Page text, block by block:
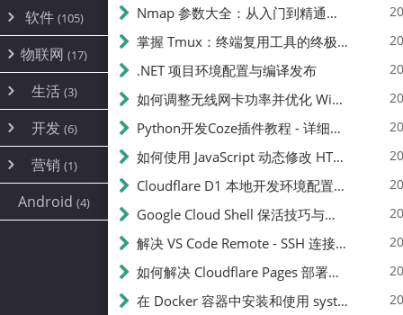
ProxmoxVE
Ubuntu(7)
环境配置
DD重装(3)
加速优化(34)
面板(12)
容器
游戏 (7)
饥荒(7)
云服务商(4)
WEB源码(6)
建站(5)
软件 (105)
安全(12)
办公(4)
图片 (2)
文件
系统 (35)
AI(10)
物联网 (17)
路由器
随身wifi(1)
mobile(14)
刷机
magisk
生活 (3)
线报
sim卡(1)
开发 (6)
编译
JavaScript(2)
python(2)
营销 (1)
公关(1)
SEO(1)
Android (4)
Nmap 参数大全：从入门到精通，掌握网络扫描的核心技巧
掌握 Tmux：终端复用工具的终极指南
.NET 项目环境配置与编译发布
如何调整无线网卡功率并优化 Wifite 的功率设置
Python开发Coze插件教程 - 详细步骤与注意事项
如何使用 JavaScript 动态修改 HTML 中的权限文本 | 前端开发教程
Cloudflare D1 本地开发环境配置指南 | CF Pages Local Development Guide
Google Cloud Shell 保活技巧与配额时间查看方法
解决 VS Code Remote - SSH 连接失败问题：从权限问题到成功启动
如何解决 Cloudflare Pages 部署中的 API Token 权限问题
在 Docker 容器中安装和使用 systemctl 的完整指南
📝
250
篇文章
✍️